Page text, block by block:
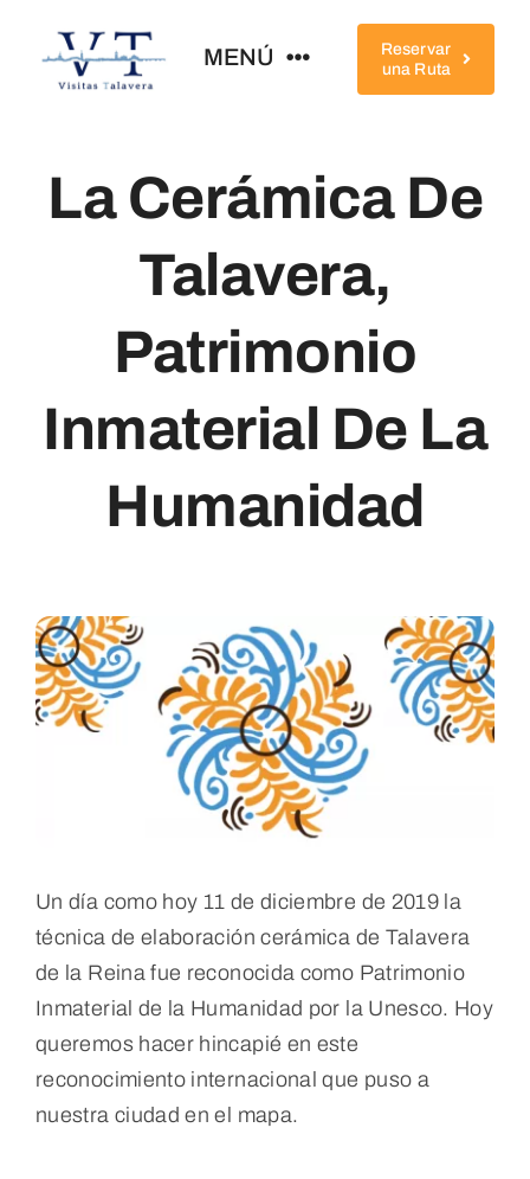
contenido
MENÚ
Contacto
Reservar
una Ruta
La Cerámica De
Talavera,
Patrimonio
Inmaterial De La
Humanidad
Un día como hoy 11 de diciembre de 2019 la
técnica de elaboración cerámica de Talavera
de la Reina fue reconocida como Patrimonio
Inmaterial de la Humanidad por la Unesco. Hoy
queremos hacer hincapié en este
reconocimiento internacional que puso a
nuestra ciudad en el mapa.